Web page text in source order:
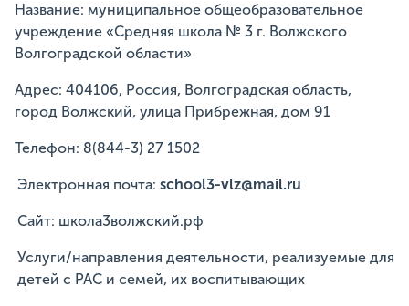
Название: муниципальное общеобразовательное
учреждение «Средняя школа № 3 г. Волжского
Волгоградской области»
Адрес: 404106, Россия, Волгоградская область,
город Волжский, улица Прибрежная, дом 91
Телефон: 8(844-3) 27 1502
Электронная почта: school3-vlz@mail.ru
Сайт: школа3волжский.рф
Услуги/направления деятельности, реализуемые для
детей с РАС и семей, их воспитывающих